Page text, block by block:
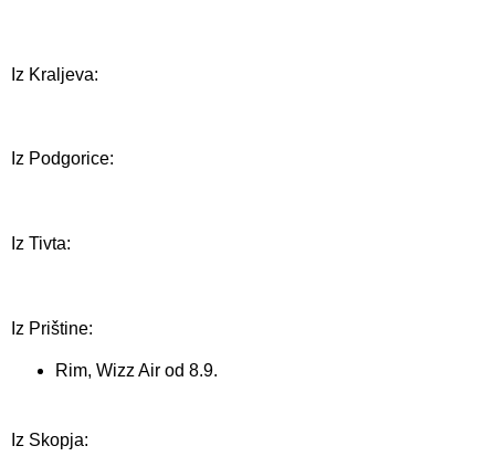
Iz Kraljeva:
Iz Podgorice:
Iz Tivta:
Iz Prištine:
Rim, Wizz Air od 8.9.
Iz Skopja: